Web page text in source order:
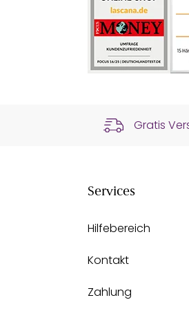
Gratis
Services
Hilfebereich
Kontakt
Zahlung